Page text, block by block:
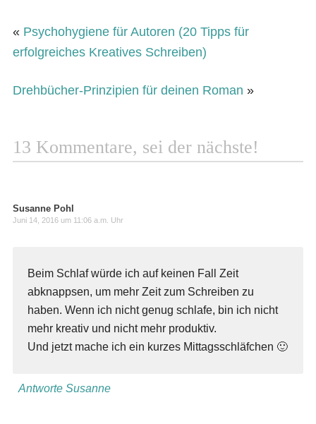
« Psychohygiene für Autoren (20 Tipps für
erfolgreiches Kreatives Schreiben)
Drehbücher-Prinzipien für deinen Roman »
13 Kommentare, sei der nächste!
Susanne Pohl
Juni 14, 2016 um 11:06 a.m. Uhr
Beim Schlaf würde ich auf keinen Fall Zeit
abknappsen, um mehr Zeit zum Schreiben zu
haben. Wenn ich nicht genug schlafe, bin ich nicht
mehr kreativ und nicht mehr produktiv.
Und jetzt mache ich ein kurzes Mittagsschläfchen 🙂
Antworte Susanne